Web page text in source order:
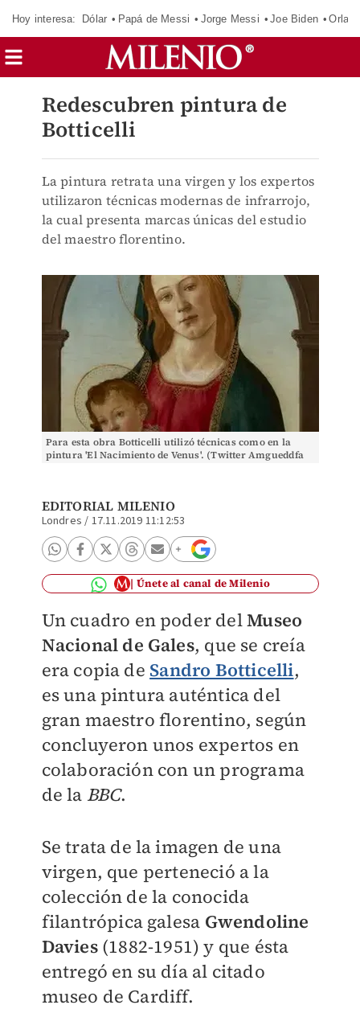
Hoy interesa: Dólar Papá de Messi Jorge Messi Joe Biden
Redescubren pintura de
Botticelli
La pintura retrata una virgen y los expertos
utilizaron técnicas modernas de infrarrojo,
la cual presenta marcas únicas del estudio
del maestro florentino.
Para esta obra Botticelli utilizó técnicas como en la
pintura 'El Nacimiento de Venus'. (Twitter Amgueddfa
EDITORIAL MILENIO
Londres / 17.11.2019 11:12:53
Únete al canal de Milenio
Un cuadro en poder delMuseo
Nacional de Gales, que se creía
era copia de Sandro Botticelli,
es una pintura auténtica del
gran maestro florentino, según
concluyeron unos expertos en
colaboración con un programa
de la BBC.
Se trata de la imagen de una
virgen, que perteneció a la
colección de la conocida
filantrópica galesa Gwendoline
Davies(1882-1951) y que ésta
entregó en su día al citado
museo de Cardiff.